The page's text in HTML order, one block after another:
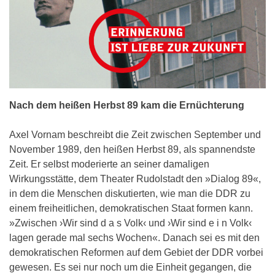
Nach dem heißen Herbst 89 kam die Ernüchterung
Axel Vornam beschreibt die Zeit zwischen September und
November 1989, den heißen Herbst 89, als spannendste
Zeit. Er selbst moderierte an seiner damaligen
Wirkungsstätte, dem Theater Rudolstadt den »Dialog 89«,
in dem die Menschen diskutierten, wie man die DDR zu
einem freiheitlichen, demokratischen Staat formen kann.
»Zwischen ›Wir sind d a s Volk‹ und ›Wir sind e i n Volk‹
lagen gerade mal sechs Wochen«. Danach sei es mit den
demokratischen Reformen auf dem Gebiet der DDR vorbei
gewesen. Es sei nur noch um die Einheit gegangen, die